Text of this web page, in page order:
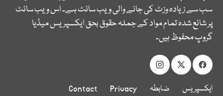
سب سے زیادہ وزٹ کی جانے والی ویب سائٹ ہے۔ اس ویب سائٹ
پر شائع شدہ تمام مواد کے جملہ حقوق بحق ایکسپریس میڈیا
گروپ محفوظ ہیں۔
ایکسپریس ضابطہ Privacy
Contact